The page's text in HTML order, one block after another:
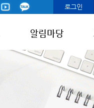
로그인
알림마당